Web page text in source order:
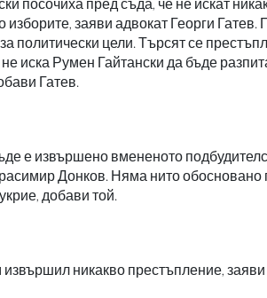
изборите, заяви адвокат Георги
политически цели. Търсят се
иска Румен Гайтански да бъде
Гатев.
е извършено вмененото
Донков. Няма нито
добави той.
никакво престъпление,